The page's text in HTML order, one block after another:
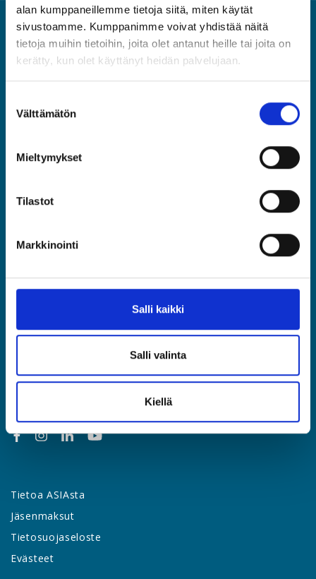
alan kumppaneillemme tietoja siitä, miten käytät
sivustoamme. Kumppanimme voivat yhdistää näitä
tietoja muihin tietoihin, joita olet antanut heille tai joita on
kerätty, kun olet käyttänyt heidän palvelujaan.
valinta
Välttämätön
Mieltymykset
Tilastot
Markkinointi
Salli kaikki
Salli valinta
Kiellä
ASIA
Asiantuntijat ja Esihenkilöt ASIA ry
(09) 2510 1310
Jäsenyys
Palvelut & edut
Yhteystiedot
Tietoa ASIAsta
Jäsenmaksut
Tietosuojaseloste
Evästeet